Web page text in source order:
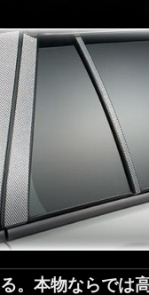
。本物ならでは